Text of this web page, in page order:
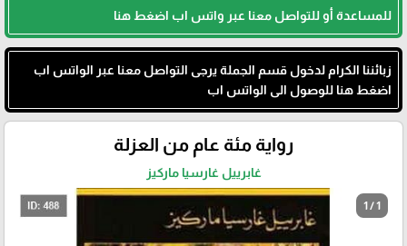
للمساعدة أو للتواصل معنا عبر واتس اب اضغط هنا
زبائننا الكرام لدخول قسم الجملة يرجى التواصل معنا عبر الواتس اب
اضغط هنا للوصول الى الواتس اب
رواية مئة عام من العزلة
غابرييل غارسيا ماركيز
1 / 1